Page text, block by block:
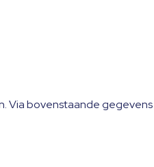
Via bovenstaande